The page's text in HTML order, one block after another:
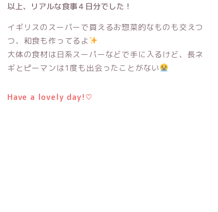
以上、リアルな食事４日分でした！
イギリスのスーパーで買えるお惣菜的なものも交えつ
つ、和食も作ってるよ
大体の食材は日系スーパーなどで手に入るけど、長ネ
ギとピーマンは1度も出会ったことがない
Have a lovely day!♡